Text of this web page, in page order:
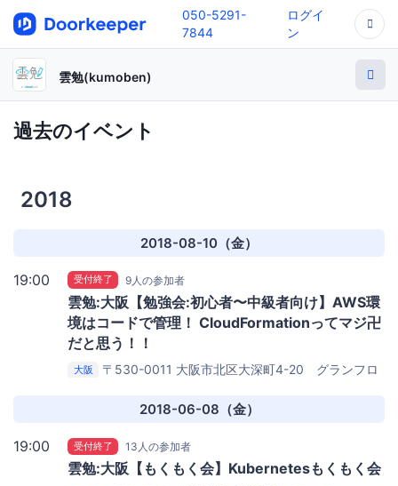
050-5291-
7844
ログイ
ン
雲勉(kumoben)
過去のイベント
2018
2018-08-10（金）
19:00 受付終了 9人の参加者
雲勉:大阪【勉強会:初心者〜中級者向け】AWS環
境はコードで管理！ CloudFormationってマジ卍
だと思う！！
大阪
〒530-0011 大阪市北区大深町4-20 グランフロ
2018-06-08（金）
19:00 受付終了 13人の参加者
雲勉:大阪【もくもく会】Kubernetesもくもく会